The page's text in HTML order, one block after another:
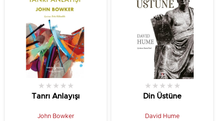
Tanrı Anlayışı
★ ★ ★ ★ ★
John Bowker
Din Üstüne
★ ★ ★ ★ ★
David Hume